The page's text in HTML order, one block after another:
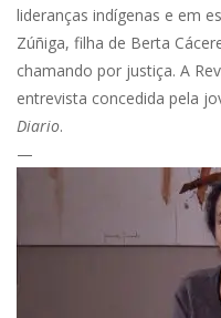
lideranças indígenas e em
Zúñiga, filha de Berta
chamando por justiça. A
entrevista concedida pela
Diario.
—